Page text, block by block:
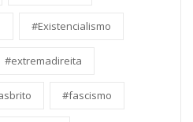
#Existencialismo
#extremadireita
#fascismo